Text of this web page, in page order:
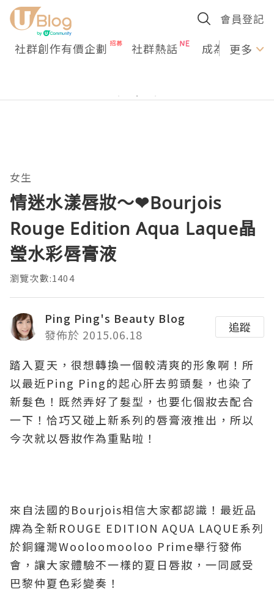
會員登記
社群創作有價企劃 社群熱話 成為U更多
女生
情迷水漾唇妝～❤Bourjois
Rouge Edition Aqua Laque晶
瑩水彩唇膏液
瀏覽次數:1404
Ping Ping's Beauty Blog
發佈於 2015.06.18
追蹤
踏入夏天，很想轉換一個較清爽的形象啊！所
以最近Ping Ping的起心肝去剪頭髮，也染了
新髮色！既然弄好了髮型，也要化個妝去配合
一下！恰巧又碰上新系列的唇膏液推出，所以
今次就以唇妝作為重點啦！
來自法國的Bourjois相信大家都認識！最近品
牌為全新ROUGE EDITION AQUA LAQUE系列
於銅鑼灣Wooloomooloo Prime舉行發佈
會，讓大家體驗不一樣的夏日唇妝，一同感受
巴黎仲夏色彩變奏！